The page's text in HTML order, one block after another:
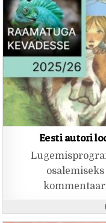
Eesti autori